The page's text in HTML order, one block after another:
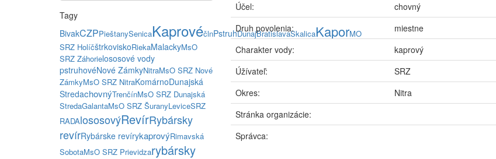
Tagy
BivakCZPPieštanySenicaKaprovéčlnPstruhDunajBratislavaSkalicaKaporMO
SRZ HolíčštrkoviskoRiekaMalackyMsO
SRZ Záhorielososové vody
pstruhovéNové ZámkyNitraMsO SRZ Nové
ZámkyMsO SRZ NitraKomárnoDunajská
StredachovnýTrenčínMsO SRZ Dunajská
StredaGalantaMsO SRZ ŠuranyLeviceSRZ
RADAlososovýRevírRybársky
revírRybárske revírykaprovýRimavská
SobotaMsO SRZ Prievidzarybársky
Účel:
chovný
Druh povolenia:
miestne
Charakter vody:
kaprový
Úžívateľ:
SRZ
Okres:
Nitra
Stránka organizácie:
Správca: